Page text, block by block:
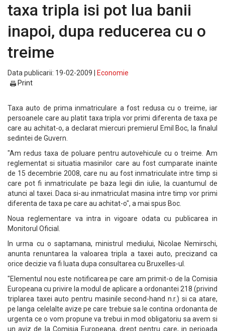
taxa tripla isi pot lua banii
inapoi, dupa reducerea cu o
treime
Data publicarii: 19-02-2009 |
Economie
Print
Taxa auto de prima inmatriculare a fost redusa cu o treime, iar
persoanele care au platit taxa tripla vor primi diferenta de taxa pe
care au achitat-o, a declarat miercuri premierul Emil Boc, la finalul
sedintei de Guvern.
"Am redus taxa de poluare pentru autovehicule cu o treime. Am
reglementat si situatia masinilor care au fost cumparate inainte
de 15 decembrie 2008, care nu au fost inmatriculate intre timp si
care pot fi inmatriculate pe baza legii din iulie, la cuantumul de
atunci al taxei. Daca si-au inmatriculat masina intre timp vor primi
diferenta de taxa pe care au achitat-o", a mai spus Boc.
Noua reglementare va intra in vigoare odata cu publicarea in
Monitorul Oficial.
In urma cu o saptamana, ministrul mediului, Nicolae Nemirschi,
anunta renuntarea la valoarea tripla a taxei auto, precizand ca
orice decizie va fi luata dupa consultarea cu Bruxelles-ul.
"Elementul nou este notificarea pe care am primit-o de la Comisia
Europeana cu privire la modul de aplicare a ordonantei 218 (privind
triplarea taxei auto pentru masinile second-hand n.r.) si ca atare,
pe langa celelalte avize pe care trebuie sa le contina ordonanta de
urgenta ce o vom propune va trebui in mod obligatoriu sa avem si
un aviz de la Comisia Europeana, drept pentru care, in perioada